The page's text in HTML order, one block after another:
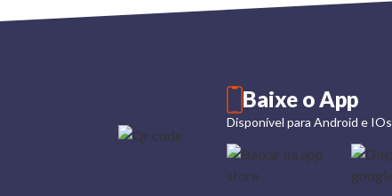
Baixe o App
Disponível para Android e IOs